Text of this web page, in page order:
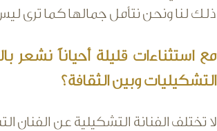
ذلك لنا ونحن نتأمل جمالها كما ترى
مع استثناءات قليلة أحياناً نشعر
التشكيليات وبين الثقافة؟
لا تختلف الفنانة التشكيلية عن الفنان